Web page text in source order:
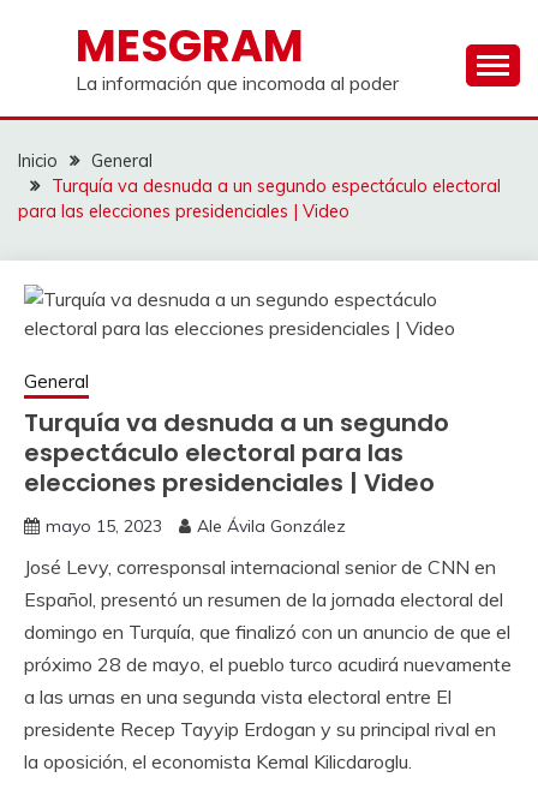
contenidoMESGRAM
La información que incomoda al poder
Inicio
General
Turquía va desnuda a un segundo espectáculo electoral
para las elecciones presidenciales | Video
General
Turquía va desnuda a un segundo
espectáculo electoral para las
elecciones presidenciales | Video
mayo 15, 2023 Ale Ávila González
José Levy, corresponsal internacional senior de CNN en
Español, presentó un resumen de la jornada electoral del
domingo en Turquía, que finalizó con un anuncio de que el
próximo 28 de mayo, el pueblo turco acudirá nuevamente
a las urnas en una segunda vista electoral entre El
presidente Recep Tayyip Erdogan y su principal rival en
la oposición, el economista Kemal Kilicdaroglu.